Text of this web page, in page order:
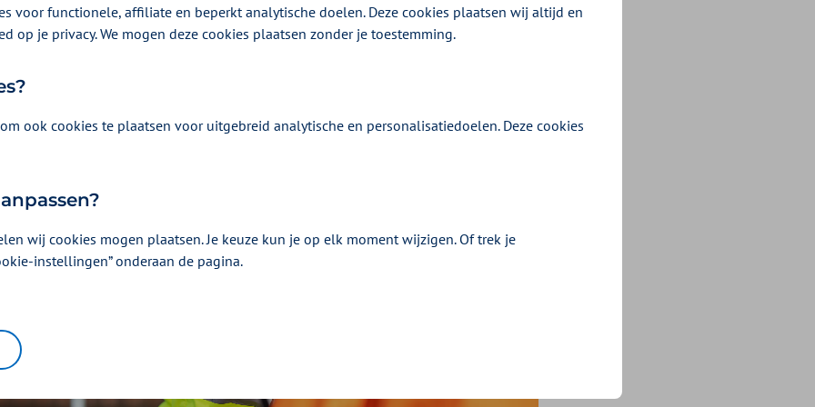
met Zilveren Kruis de balans op van de afgelopen 5 jaar – én
voor functionele, affiliate en beperkt analytische doelen. Deze cookies plaatsen wij altijd en
op je privacy. We mogen deze cookies plaatsen zonder je toestemming.
ook cookies te plaatsen voor uitgebreid analytische en personalisatiedoelen. Deze cookies
wij cookies mogen plaatsen. Je keuze kun je op elk moment wijzigen. Of trek je
instellingen” onderaan de pagina.